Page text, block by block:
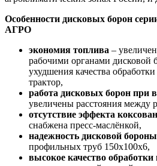
Особенности дисковых борон
АГРО
экономия топлива –
рабочими органами дисковой
ухудшения качества
трактор,
работа дисковых борон при
увеличены расстояния между
отсутствие эффекта
снабжена пресс-маслёнкой,
надежность дисковой бороны
профильных труб 150х100х6,
высокое качество обработки